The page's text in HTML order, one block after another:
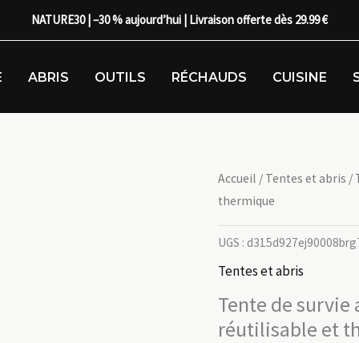
NATURE30 | –30 % aujourd’hui | Livraison offerte dès 29.99 €
ABRIS OUTILS RÉCHAUDS CUISINE
Accueil / Tentes et abris /
thermique
UGS :
Tentes et abris
Tente de
réutilisable et